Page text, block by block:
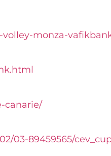
monza-
canarie/
03-89459565/